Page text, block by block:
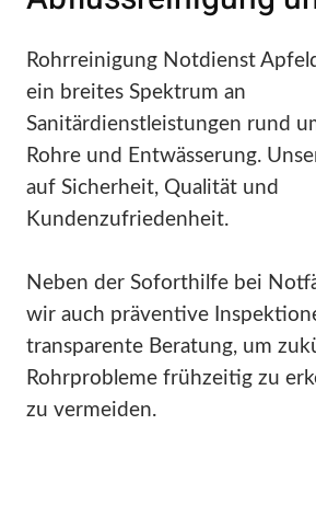
Rohrreinigung Notdienst
ein breites Spektrum an
Sanitärdienstleistungen rund
Rohre und Entwässerung.
auf Sicherheit, Qualität und
Kundenzufriedenheit.
Neben der Soforthilfe bei
wir auch präventive
transparente Beratung, um
Rohrprobleme frühzeitig zu
zu vermeiden.